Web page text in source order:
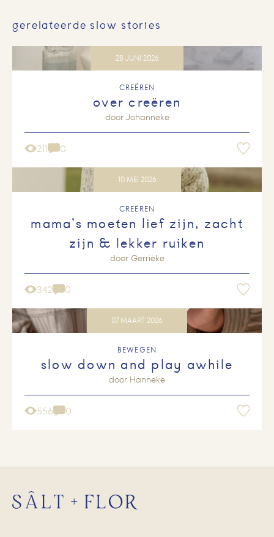
gerelateerde slow stories
28 JUNI 2026
CREËREN
over creëren
door Johanneke
211 0
10 MEI 2026
CREËREN
mama’s moeten lief zijn, zacht
zijn & lekker ruiken
door Gerrieke
342 0
07 MAART 2026
BEWEGEN
slow down and play awhile
door Hanneke
556 0